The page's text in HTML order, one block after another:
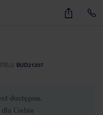
31
BUD21207
dostępna.
Ciebie